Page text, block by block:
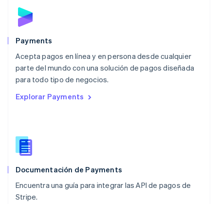
Payments
Acepta pagos en línea y en persona desde cualquier
parte del mundo con una solución de pagos diseñada
para todo tipo de negocios.
Explorar Payments
Documentación de Payments
Encuentra una guía para integrar las API de pagos de
Stripe.
Malta
English
Español
English
Nueva Zelandia
English
NederlandsEnglish
Português
RAE de Hong Kong, China
Reino Unido
República Checa
English